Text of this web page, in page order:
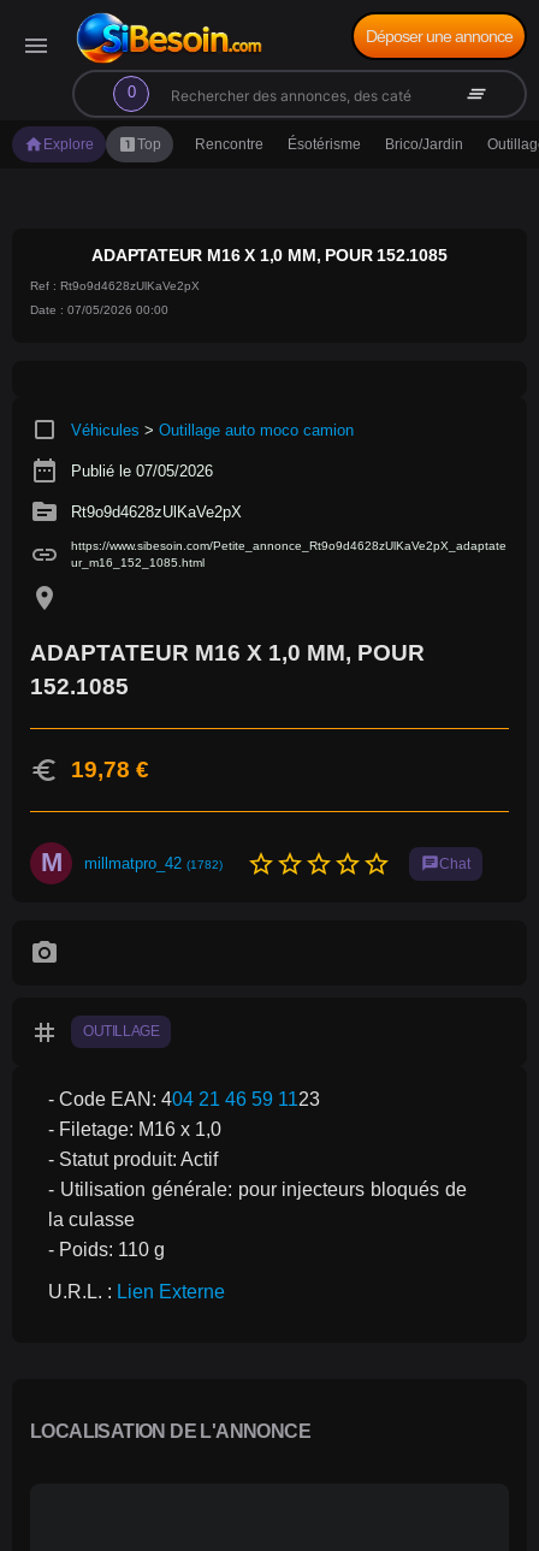
menu
0
search clear_all
Déposer une annonce
home Explore looks_oneTop Rencontre Ésotérisme Brico/Jardin
ADAPTATEUR M16 X 1,0 MM, POUR 152.1085
Ref : Rt9o9d4628zUlKaVe2pX
Date : 07/05/2026 00:00
crop_square Véhicules > Outillage auto moco camion
date_range Publié le 07/05/2026
source Rt9o9d4628zUlKaVe2pX
link
https://www.sibesoin.com/Petite_annonce_Rt9o9d4628zUlKaVe2pX_adaptate
ur_m16_152_1085.html
location_on
ADAPTATEUR M16 X 1,0 MM, POUR
152.1085
euro 19,78 €
M millmatpro_42 (1782) star_borderstar_borderstar_borderstar_borderstar_border chatChat
photo_camera
tag OUTILLAGE
- Code EAN: 404 21 46 59 1123
- Filetage: M16 x 1,0
- Statut produit: Actif
- Utilisation générale: pour injecteurs bloqués de
la culasse
- Poids: 110 g
U.R.L. : Lien Externe
LOCALISATION DE L'ANNONCE